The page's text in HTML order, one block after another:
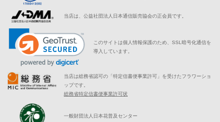
当店は、公益社団法人日本通信販売協会の正会員です。
このサイトは個人情報保護のため、SSL暗号化通信を
導入しています。
当店は総務省認可の「特定信書便事業許可」を受けたフラワーショ
ップです。
総務省特定信書便事業許可状
一般財団法人日本花普及センター